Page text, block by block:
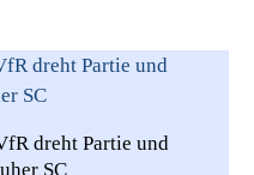
dreht Partie und
SC